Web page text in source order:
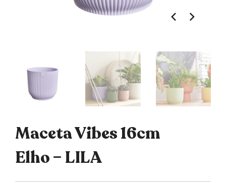
Maceta Vibes 16cm
Elho – LILA